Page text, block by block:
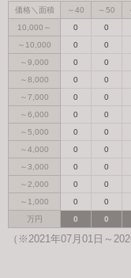
価格＼面積 ～40 ～50
10,000～
0 0
～10,000
0 0
～9,000
0 0
～8,000
0 0
～7,000
0 0
～6,000
0 0
～5,000
0 0
～4,000
0 0
～3,000
0 0
～2,000
0 0
～1,000
0 0
万円
0 0
（※2021年07月01日～